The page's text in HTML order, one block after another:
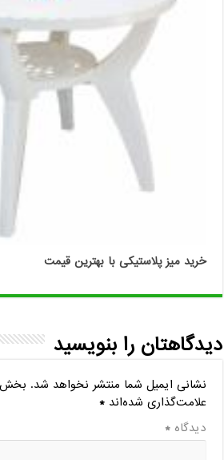
خرید میز پلاستیکی با بهترین قیمت
دیدگاهتان را بنویسید
نشانی ایمیل شما منتشر نخواهد شد.
علامت‌گذاری شده‌اند*
دیدگاه*